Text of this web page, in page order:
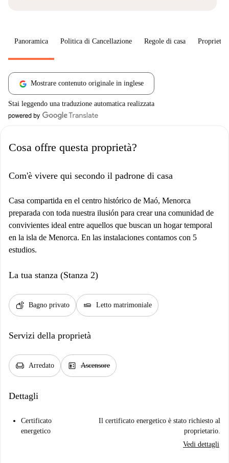
Panoramica Politica di Cancellazione Regole di casa
Mostrare contenuto originale in inglese
Stai leggendo una traduzione automatica realizzata
Cosa offre questa proprietà?
Com'è vivere qui secondo il padrone di casa
Casa compartida en el centro histórico de Maó, Menorca
preparada con toda nuestra ilusión para crear una comunidad de
convivientes ideal entre aquellos que buscan un hogar temporal
en la isla de Menorca. En las instalaciones contamos con 5
estudios.
La tua stanza (Stanza 2)
soap Bagno privato airline_seat_flat Letto matrimoniale
Servizi della proprietà
chair Arredato elevator Ascensore
Dettagli
Certificato
energetico
Il certificato energetico è stato richiesto al
proprietario.
Vedi dettagli